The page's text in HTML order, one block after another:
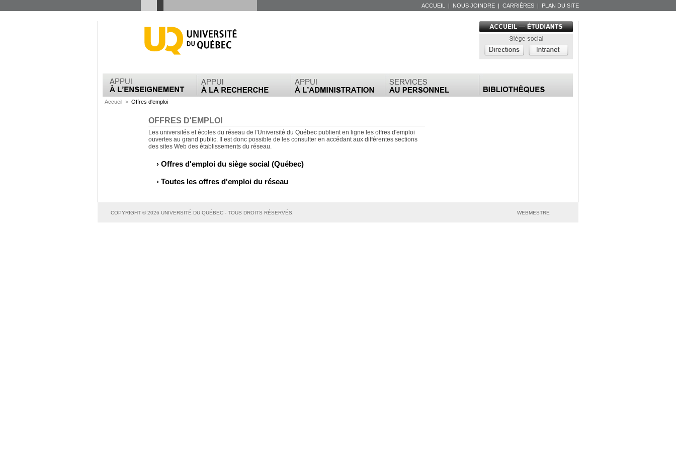
ACCUEIL | NOUS JOINDRE | CARRIÈRES | PLAN DU SITE
Accueil > Offres d'emploi
OFFRES D'EMPLOI
Les universités et écoles du réseau de l'Université du Québec publient en ligne les offres d'emploi
ouvertes au grand public. Il est donc possible de les consulter en accédant aux différentes sections
des sites Web des établissements du réseau.
› Offres d'emploi du siège social (Québec)
› Toutes les offres d'emploi du réseau
COPYRIGHT © 2026 UNIVERSITÉ DU QUÉBEC - TOUS DROITS RÉSERVÉS. WEBMESTRE